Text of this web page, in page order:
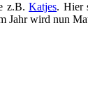
z.B.Katjes. Hier
Jahr wird nun